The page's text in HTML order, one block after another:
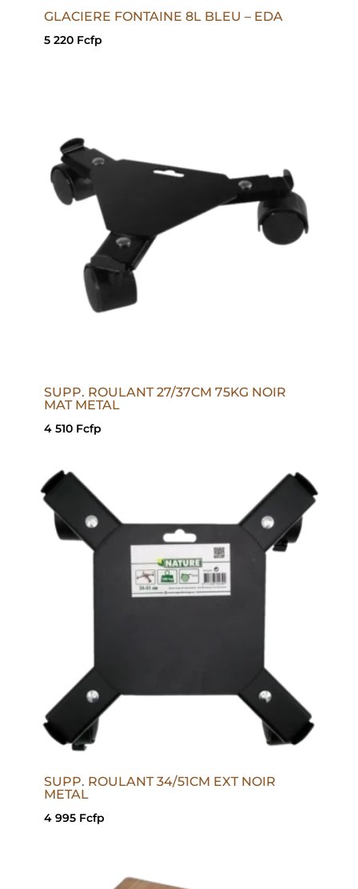
GLACIERE FONTAINE 8L BLEU – EDA
5 220 Fcfp
SUPP. ROULANT 27/37CM 75KG NOIR
MAT METAL
4 510 Fcfp
SUPP. ROULANT 34/51CM EXT NOIR
METAL
4 995 Fcfp